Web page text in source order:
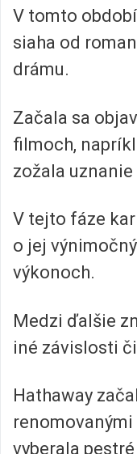
V tomto
siaha od
drámu.
Začala sa
filmoch,
zožala
V tejto fáze
o jej
výkonoch.
Medzi ďalšie
iné závislosti
Hathaway
vyberala pestré